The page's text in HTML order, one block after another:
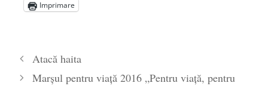
Statul care servește Națiunea
poetului Octavian Goga, înlăturat din Iași
- 16 aprilie 2026
Imprimare
Atacă haita
Marșul pentru viață 2016 „Pentru viață, pentru